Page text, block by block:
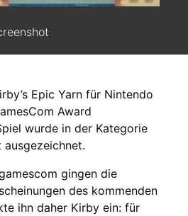
Epic Yarn für Nintendo
Award
wurde in der Kategorie
gingen die
des kommenden
ihn daher Kirby ein: für